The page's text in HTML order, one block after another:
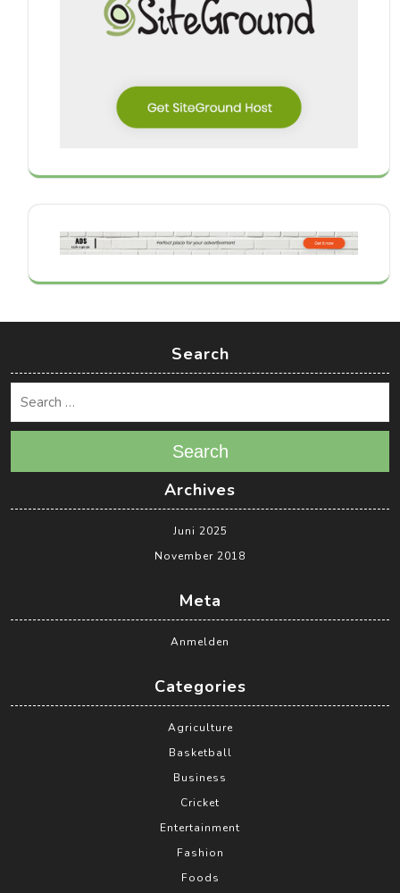
Search
Search
Archives
Juni 2025
November 2018
Meta
Anmelden
Categories
Agriculture
Basketball
Business
Cricket
Entertainment
Fashion
Foods